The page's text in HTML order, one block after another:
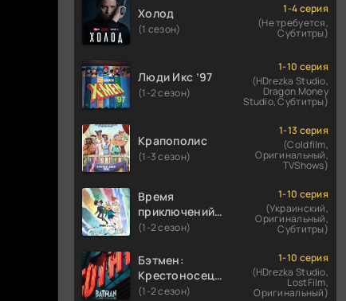
Холод
(1 сезон)
1-4 серия
(Не требуется,
Субтитры)
Люди Икс ’97
(1-2 сезон)
1-10 серия
(HDrezka Studio,
Dragon Money
Studio, Субтитры)
Крапополис
(1-3 сезон)
1-13 серия
(Coldfilm,
Оригинальный,
TVShows)
Время
приключений:
Фионна и Кейк
(1-2 сезон)
1-10 серия
(Украинский,
Оригинальный,
Субтитры)
Бэтмен:
Крестоносец в
плаще
(1-2 сезон)
1-10 серия
(HDrezka Studio,
LostFilm,
Оригинальный)